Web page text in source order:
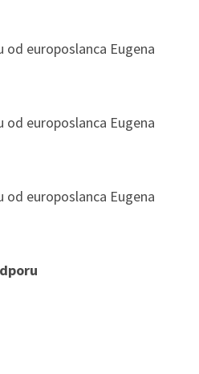
europoslanca Eugena
europoslanca Eugena
europoslanca Eugena